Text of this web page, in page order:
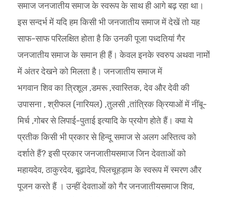
समाज जनजातीय समाज के स्वरूप के साथ ही आगे बढ़ रहा था।
इस सन्दर्भ में यदि हम किसी भी जनजातीय समाज में देखें तो यह
साफ-साफ परिलक्षित होता है कि उनकी पूजा पध्दतियां गैर
जनजातीय समाज के समान ही हैं। केवल इनके स्वरुप अथवा नामों
में अंतर देखने को मिलता है। जनजातीय समाज में
भगवान शिव का त्रिशूल ,डमरू ,स्वास्तिक, देव और देवी की
उपासना , श्रीफल (नारियल) ,तुलसी ,तांत्रिक क्रियाओं में नींबू-
मिर्च ,गोबर से लिपाई-पुताई इत्यादि के प्रयोग होते हैं। क्या ये
प्रतीक किसी भी प्रकार से हिन्दू समाज से अलग अस्तित्व को
दर्शाते हैं? इसी प्रकार जनजातीयसमाज जिन देवताओं को
महायदेव, ठाकुरदेव, बूढ़ादेव, पिलचूहड़ाम के स्वरूप में स्मरण और
पूजन करते हैं । उन्हीं देवताओं को गैर जनजातीयसमाज शिव,